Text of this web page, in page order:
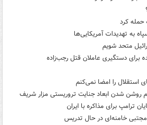
حمله کرد
به تهدیدات آمریکایی‌ها
متحد شویم
برای دستگیری عاملان قتل رجب‌زاده
استقلال را امضا نمی‌کنم
روشن شدن ابعاد جنایت تروریستی مزار شریف
ترامپ برای مذاکره با ایران
مجتبی خامنه‌ای در حال تدریس